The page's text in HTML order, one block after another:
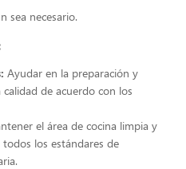
sea necesario.
Ayudar en la preparación y
de acuerdo con los
el área de cocina limpia y
los estándares de